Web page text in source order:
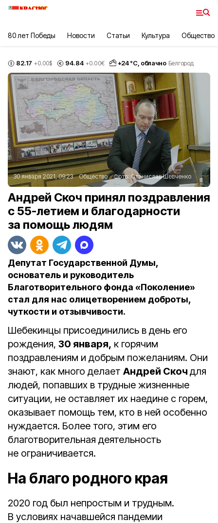
80 лет Победы Новости Статьи Культура Общество
82.17 +0.00$ 94.84 +0.00€ +24°С, облачно Белгород
30 января 2021, 09:23 Общество Фото:Станислав Шевченко
Андрей Скоч принял поздравления
с 55-летием и благодарности
за помощь людям
Депутат Государственной Думы,
основатель и руководитель
Благотворительного фонда «Поколение»
стал для нас олицетворением доброты,
чуткости и отзывчивости.
Шебекинцы присоединились в день его
рождения, 30 января, к горячим
поздравлениям и добрым пожеланиям. Они
знают, как много делает Андрей Скоч для
людей, попавших в трудные жизненные
ситуации, не оставляет их наедине с горем,
оказывает помощь тем, кто в ней особенно
нуждается. Более того, этим его
благотворительная деятельность
не ограничивается.
На благо родного края
2020 год был непростым и трудным.
В условиях начавшейся пандемии